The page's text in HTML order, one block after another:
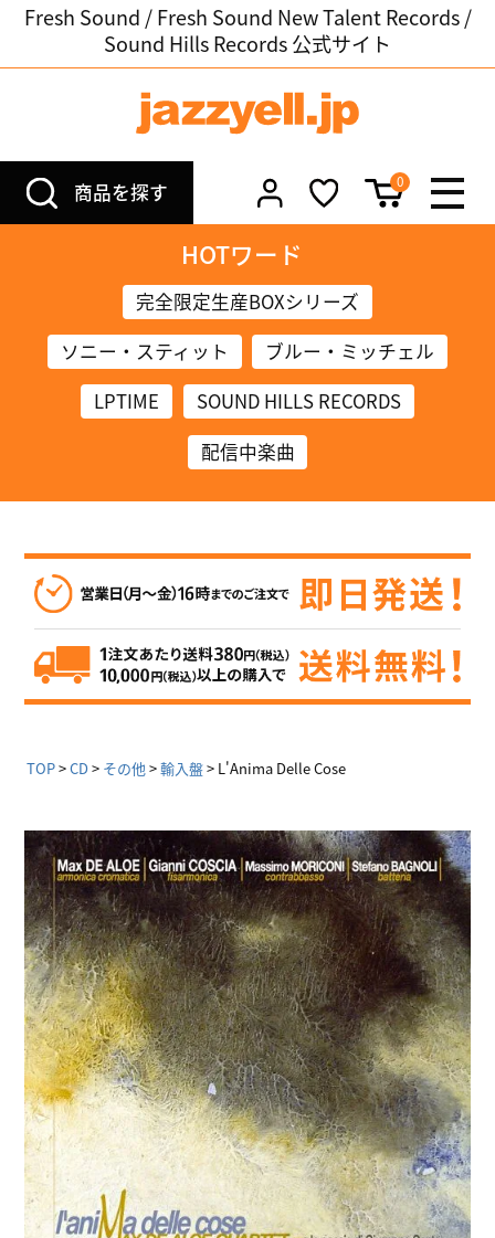
Fresh Sound / Fresh Sound New Talent Records /
Sound Hills Records 公式サイト
商品を探す 0
HOTワード
完全限定生産BOXシリーズ
ソニー・スティット
ブルー・ミッチェル
LPTIME
SOUND HILLS RECORDS
配信中楽曲
TOP CD その他 輸入盤 L'Anima Delle Cose